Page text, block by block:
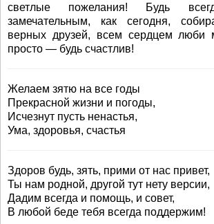
светлые пожелания! Будь
замечательным, как сегодня,
верных друзей, всем сердцем люби
просто — будь счастлив!
Желаем зятю на все годы
Прекрасной жизни и погоды,
Исчезнут пусть ненастья,
Ума, здоровья, счастья
Здоров будь, зять, прими от нас привет,
Ты нам родной, другой тут нету версии,
Дадим всегда и помощь, и совет,
В любой беде тебя всегда поддержим!